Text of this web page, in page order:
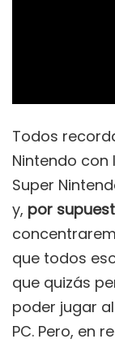
Todos
Nintendo
Super
y, por
que todos
que quizás
poder jugar
PC. Pero, en